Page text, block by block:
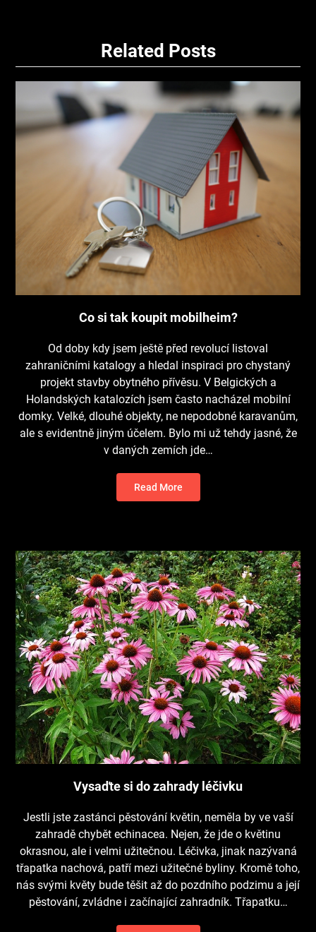
Related Posts
Co si tak koupit mobilheim?
Od doby kdy jsem ještě před revolucí listoval
zahraničními katalogy a hledal inspiraci pro chystaný
projekt stavby obytného přívěsu. V Belgických a
Holandských katalozích jsem často nacházel mobilní
domky. Velké, dlouhé objekty, ne nepodobné karavanům,
ale s evidentně jiným účelem. Bylo mi už tehdy jasné, že
v daných zemích jde…
Read More
Vysaďte si do zahrady léčivku
Jestli jste zastánci pěstování květin, neměla by ve vaší
zahradě chybět echinacea. Nejen, že jde o květinu
okrasnou, ale i velmi užitečnou. Léčivka, jinak nazývaná
třapatka nachová, patří mezi užitečné byliny. Kromě toho,
nás svými květy bude těšit až do pozdního podzimu a její
pěstování, zvládne i začínající zahradník. Třapatku…